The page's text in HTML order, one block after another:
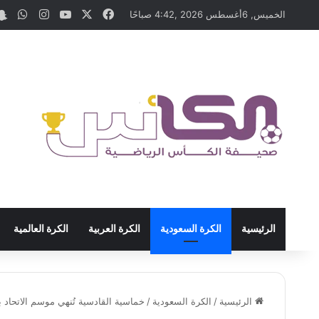
الخميس, 6أغسطس 2026 ,4:42 صباحًا فيسبوك ‫YouTube
الرئيسية الكرة السعودية الكرة العربية الكرة العالمية
الرئيسية / الكرة السعودية / خماسية القادسية تُنهي موسم الاتحاد